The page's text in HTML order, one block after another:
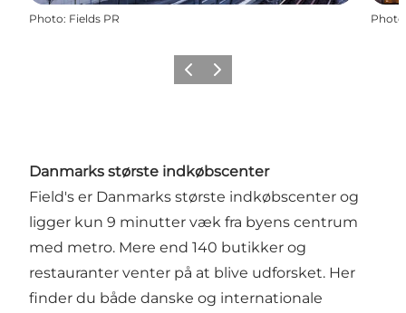
Photo: Fields PR Photo
Previous
Next
Danmarks største indkøbscenter
Field's er Danmarks største indkøbscenter og
ligger kun 9 minutter væk fra byens centrum
med metro. Mere end 140 butikker og
restauranter venter på at blive udforsket. Her
finder du både danske og internationale